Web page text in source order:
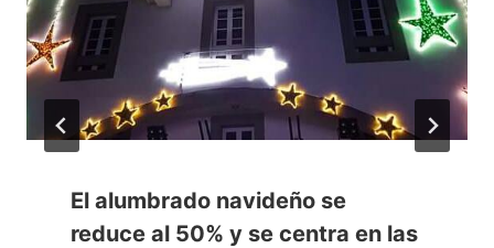
El alumbrado navideño se
reduce al 50% y se centra en las